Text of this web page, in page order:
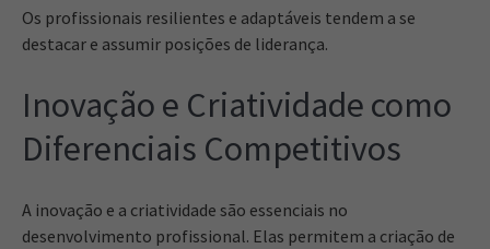
Os profissionais resilientes e adaptáveis tendem a se
destacar e assumir posições de liderança.
Inovação e Criatividade como
Diferenciais Competitivos
A inovação e a criatividade são essenciais no
desenvolvimento profissional. Elas permitem a criação de